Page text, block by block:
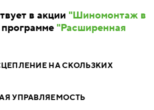
в акции "Шиномонтаж в
программе "Расширенная
НА СКОЛЬЗКИХ
УПРАВЛЯЕМОСТЬ